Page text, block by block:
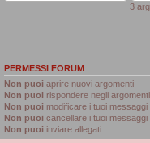
3
PERMESSI FORUM
Non puoi aprire nuovi argomenti
Non puoi rispondere negli argomenti
Non puoi modificare i tuoi messaggi
Non puoi cancellare i tuoi messaggi
Non puoi inviare allegati